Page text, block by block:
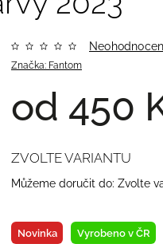
Značka: Fantom
od 450
Novinka Vyrobeno v ČR
ZVOLTE VARIANTU
Můžeme doručit do: Zvolte